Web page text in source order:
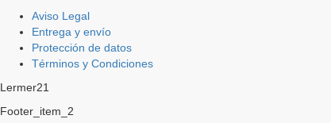
Aviso Legal
Entrega y envío
Protección de datos
Términos y Condiciones
Lermer21
Footer_item_2